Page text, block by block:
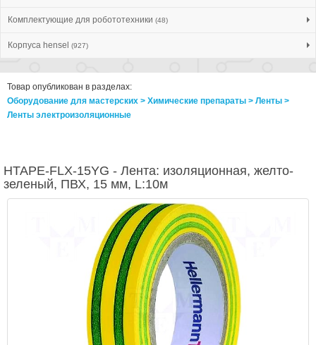
Комплектующие для робототехники (48)
Корпуса hensel (927)
Товар опубликован в разделах:
Оборудование для мастерских > Химические препараты > Ленты >
Ленты электроизоляционные
HTAPE-FLX-15YG - Лента: изоляционная, желто-
зеленый, ПВХ, 15 мм, L:10м